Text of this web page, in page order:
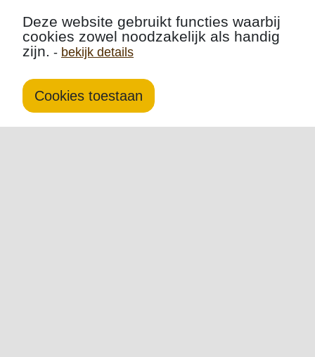
Deze website gebruikt functies waarbij
cookies zowel noodzakelijk als handig
zijn. - bekijk details
Cookies toestaan